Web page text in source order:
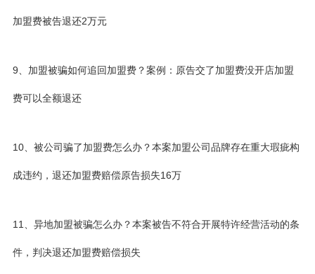
加盟费被告退还2万元
9、加盟被骗如何追回加盟费？案例：原告交了加盟费没开店加盟
费可以全额退还
10、被公司骗了加盟费怎么办？本案加盟公司品牌存在重大瑕疵构
成违约，退还加盟费赔偿原告损失16万
11、异地加盟被骗怎么办？本案被告不符合开展特许经营活动的条
件，判决退还加盟费赔偿损失